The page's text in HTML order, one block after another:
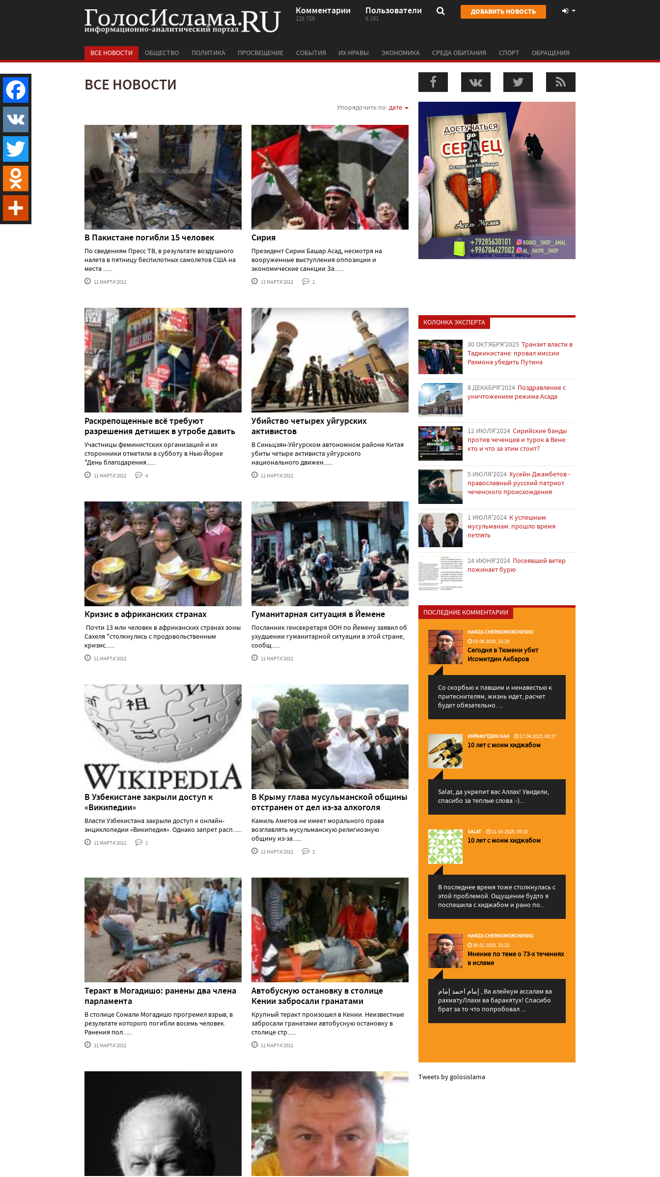
Комментарии
125 728
Пользователи
6 191
ДОБАВИТЬ НОВОСТЬ
ВСЕ НОВОСТИ ОБЩЕСТВО ПОЛИТИКА ПРОСВЕЩЕНИЕ СОБЫТИЯ ИХ НРАВЫ ЭКОНОМИКА СРЕДА ОБИТАНИЯ СПОРТ ОБРАЩЕНИЯ
ВСЕ НОВОСТИ
Упорядочить по:дате
В Пакистане погибли 15 человек
По сведениям Пресс ТВ, в результате воздушного
налета в пятницу беспилотных самолетов США на
места ......
11 МАРТА'2012
Сирия
Президент Сирии Башар Асад, несмотря на
вооруженные выступления оппозиции и
экономические санкции За......
11 МАРТА'2012 1
Раскрепощенные всё требуют
разрешения детишек в утробе давить
Участницы феминистских организаций и их
сторонники отметили в субботу в Нью-Йорке
"День благодарения......
11 МАРТА'2012 4
Убийство четырех уйгурских
активистов
В Синьцзян-Уйгурском автономном районе Китая
убиты четыре активиста уйгурского
национального движен......
11 МАРТА'2012
Кризис в африканских странах
Почти 13 млн человек в африканских странах зоны
Сахеля "столкнулись с продовольственным
кризис......
11 МАРТА'2012
Гуманитарная ситуация в Йемене
Посланник генсекретаря ООН по Йемену заявил об
ухудшении гуманитарной ситуации в этой стране,
сообщ......
11 МАРТА'2012
В Узбекистане закрыли доступ к
«Википедии»
Власти Узбекистана закрыли доступ к онлайн-
энциклопедии «Википедия». Однако запрет расп......
11 МАРТА'2012 1
В Крыму глава мусульманской общины
отстранен от дел из-за алкоголя
Камиль Аметов не имеет морального права
возглавлять мусульманскую религиозную
общину из-за......
11 МАРТА'2012 2
Теракт в Могадишо: ранены два члена
парламента
В столице Сомали Могадишо прогремел взрыв, в
результате которого погибли восемь человек.
Ранения пол......
11 МАРТА'2012
Автобусную остановку в столице
Кении забросали гранатами
Крупный теракт произошел в Кении. Неизвестные
забросали гранатами автобусную остановку в
столице стр......
11 МАРТА'2012
КОЛОНКА ЭКСПЕРТА
30 ОКТЯБРЯ'2025 Транзит власти в
Таджикистане: провал миссии
Рахмона убедить Путина
8 ДЕКАБРЯ'2024 Поздравление с
уничтожением режима Асада
12 ИЮЛЯ'2024 Сирийские банды
против чеченцев и турок в Вене:
кто и что за этим стоит?
5 ИЮЛЯ'2024 Хусейн Джамбетов -
православный русский патриот
чеченского происхождения
1 ИЮЛЯ'2024 К успешным
мусульманам: прошло время
петлять
24 ИЮНЯ'2024 Посеявший ветер
пожинает бурю
ПОСЛЕДНИЕ КОММЕНТАРИИ
HAMZA CHERNOMORCHENKO
03.06.2026, 23:29
Сегодня в Тюмени убит
Исомитдин Акбаров
Со скорбью к павшим и ненавестью к
притеснителям, жизнь идет, расчет
будет обязательно. ...
ИКРАМУТДИН ХАН 17.04.2025, 00:27
10 лет с моим хиджабом
Salat, да укрепит вас Аллаx! Увидели,
спасибо за теплые слова :-)...
SALAT 11.04.2025, 09:02
10 лет с моим хиджабом
В последнее время тоже столкнулась с
этой проблемой. Ощущение будто я
поспешила с хиджабом и рано по...
HAMZA CHERNOMORCHENKO
30.01.2025, 15:22
Мнение по теме о 73-х течениях
в исламе
إمام احمد إمام , Ва алейкум ассалам ва
рахматуЛлахи ва баракятух! Спасибо
брат за то что попробовал ...
Tweets by golosislama
Facebook
VK
Twitter
Odnoklassniki